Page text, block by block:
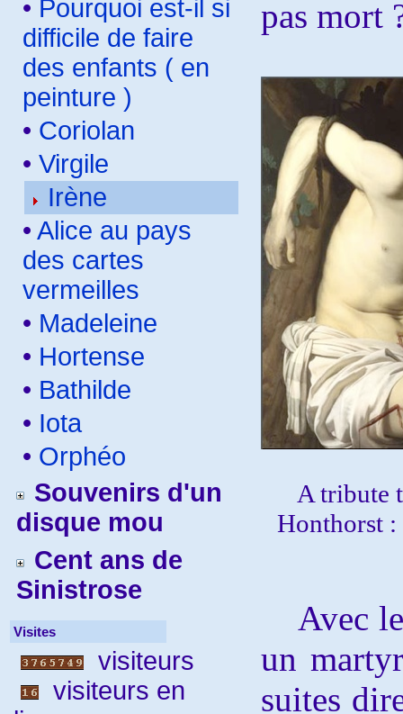
• Pourquoi est-il si
difficile de faire
des enfants ( en
peinture )
• Coriolan
• Virgile
Irène
• Alice au pays
des cartes
vermeilles
• Madeleine
• Hortense
• Bathilde
• Iota
• Orphéo
Souvenirs d'un
disque mou
Cent ans de
Sinistrose
Visites
visiteurs
visiteurs en
pas mort
A tribute
Honthorst :
Avec
un
suites